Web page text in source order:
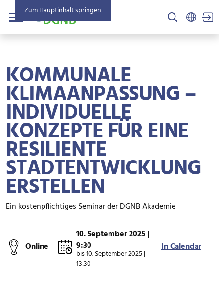
Zum Hauptinhalt springen
Menü
KOMMUNALE
KLIMAANPASSUNG –
INDIVIDUELLE
KONZEPTE FÜR EINE
RESILIENTE
STADTENTWICKLUNG
ERSTELLEN
Ein kostenpflichtiges Seminar der DGNB Akademie
Online
10. September 2025 |
9:30
bis10. September 2025 |
13:30
In Calendar